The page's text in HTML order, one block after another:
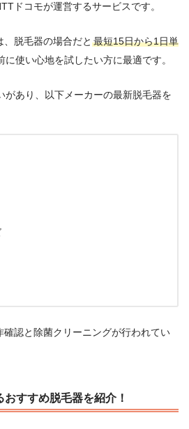
ドコモが運営するサービスです。
、脱毛器の場合だと 最短15日から1日単
に使い心地を試したい方に最適です。
があり、以下メーカーの最新脱毛器を
確認と除菌クリーニングが行われてい
すすめ脱毛器を紹介！